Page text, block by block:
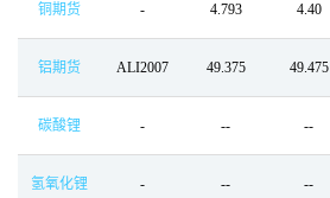
铜期货 - 4.793 4.40
铝期货 ALI2007 49.375 49.475
碳酸锂 - -- --
氢氧化锂 - -- --